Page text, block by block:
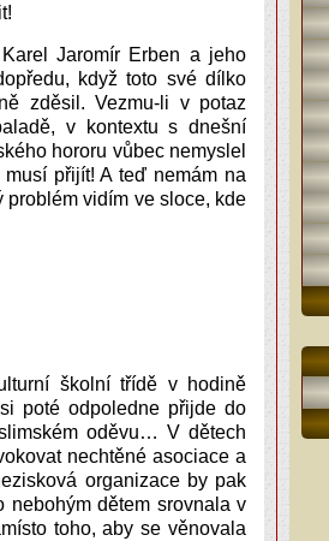
Jaromír Erben a jeho
když toto své dílko
zděsil. Vezmu-li v potaz
v kontextu s dnešní
hororu vůbec nemyslel
přijít! A teď nemám na
vidím ve sloce, kde
školní třídě v hodině
poté odpoledne přijde do
oděvu… V dětech
nechtěné asociace a
organizace by pak
nebohým dětem srovnala v
toho, aby se věnovala